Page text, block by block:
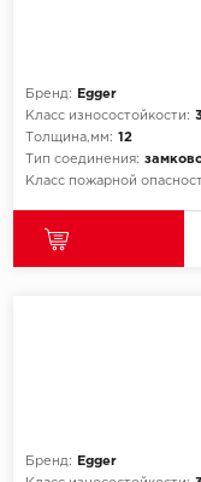
Бренд:
Egger
Класс износостойкости:
Толщина,мм: 12
Тип соединения:
Класс пожарной
Бренд:
Egger